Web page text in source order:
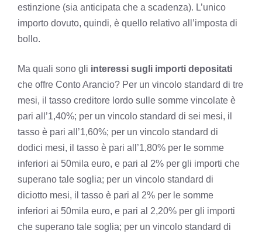
estinzione (sia anticipata che a scadenza). L’unico
importo dovuto, quindi, è quello relativo all’imposta di
bollo.
Ma quali sono gli interessi sugli importi depositati
che offre Conto Arancio? Per un vincolo standard di tre
mesi, il tasso creditore lordo sulle somme vincolate è
pari all’1,40%; per un vincolo standard di sei mesi, il
tasso è pari all’1,60%; per un vincolo standard di
dodici mesi, il tasso è pari all’1,80% per le somme
inferiori ai 50mila euro, e pari al 2% per gli importi che
superano tale soglia; per un vincolo standard di
diciotto mesi, il tasso è pari al 2% per le somme
inferiori ai 50mila euro, e pari al 2,20% per gli importi
che superano tale soglia; per un vincolo standard di